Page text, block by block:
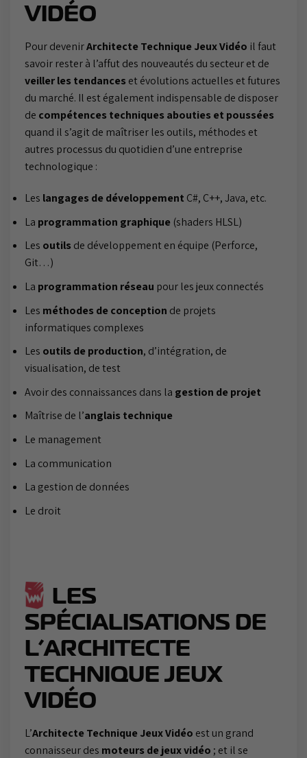
VIDÉO
Pour devenirArchitecte Technique Jeux Vidéo il faut
savoir rester à l’affut des nouveautés du secteur et de
veiller les tendances et évolutions actuelles et futures
du marché. Il est également indispensable de disposer
de compétences techniques abouties et poussées
quand il s’agit de maîtriser les outils, méthodes et
autres processus du quotidien d’une entreprise
technologique :
Les langages de développement C#, C++, Java, etc.
La programmation graphique (shaders HLSL)
Les outils de développement en équipe (Perforce,
Git…)
La programmation réseau pour les jeux connectés
Les méthodes de conception de projets
informatiques complexes
Les outils de production, d’intégration, de
visualisation, de test
Avoir des connaissances dans la gestion de projet
Maîtrise de l’anglais technique
Le management
La communication
La gestion de données
Le droit
LES
SPÉCIALISATIONS DE
L’ARCHITECTE
TECHNIQUE JEUX
VIDÉO
L’Architecte Technique Jeux Vidéo est un grand
connaisseur des moteurs de jeux vidéo ; et il se